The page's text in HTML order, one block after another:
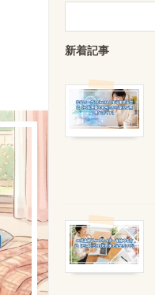
新着記事